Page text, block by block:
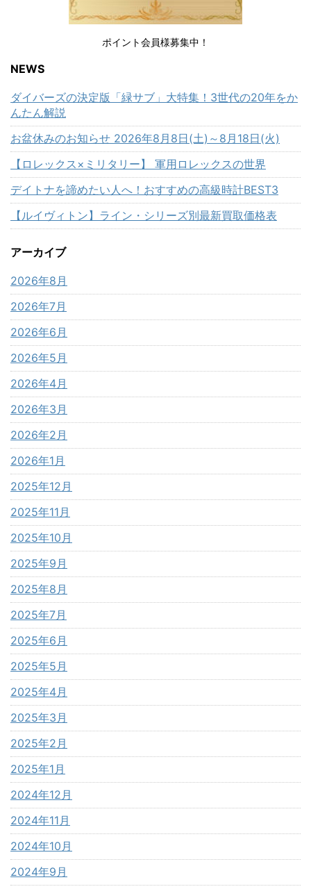
ポイント会員様募集中！
NEWS
ダイバーズの決定版「緑サブ」大特集！3世代の20年をか
んたん解説
お盆休みのお知らせ 2026年8月8日(土)～8月18日(火)
【ロレックス×ミリタリー】 軍用ロレックスの世界
デイトナを諦めたい人へ！おすすめの高級時計BEST3
【ルイヴィトン】ライン・シリーズ別最新買取価格表
アーカイブ
2026年8月
2026年7月
2026年6月
2026年5月
2026年4月
2026年3月
2026年2月
2026年1月
2025年12月
2025年11月
2025年10月
2025年9月
2025年8月
2025年7月
2025年6月
2025年5月
2025年4月
2025年3月
2025年2月
2025年1月
2024年12月
2024年11月
2024年10月
2024年9月